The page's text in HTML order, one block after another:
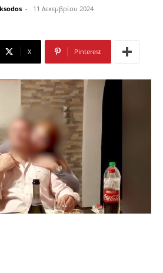
- 11 Δεκεμβρίου 2024
X Pinterest